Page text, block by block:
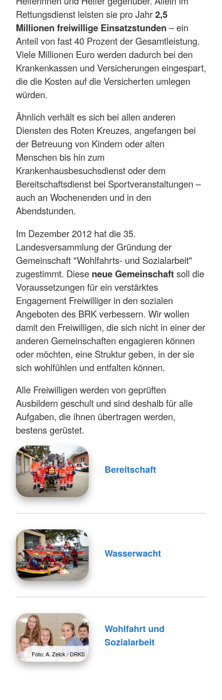
Rettungsdienst leisten sie pro Jahr2,5
Millionen freiwillige Einsatzstunden – ein
Anteil von fast 40 Prozent der Gesamtleistung.
Viele Millionen Euro werden dadurch bei den
Krankenkassen und Versicherungen eingespart,
die die Kosten auf die Versicherten umlegen
würden.
Ähnlich verhält es sich bei allen anderen
Diensten des Roten Kreuzes, angefangen bei
der Betreuung von Kindern oder alten
Menschen bis hin zum
Krankenhausbesuchsdienst oder dem
Bereitschaftsdienst bei Sportveranstaltungen –
auch an Wochenenden und in den
Abendstunden.
Im Dezember 2012 hat die 35.
Landesversammlung der Gründung der
Gemeinschaft "Wohlfahrts- und Sozialarbeit"
zugestimmt. Diese neue Gemeinschaftsoll die
Voraussetzungen für ein verstärktes
Engagement Freiwilliger in den sozialen
Angeboten des BRK verbessern. Wir wollen
damit den Freiwilligen, die sich nicht in einer der
anderen Gemeinschaften engagieren können
oder möchten, eine Struktur geben, in der sie
sich wohlfühlen und entfalten können.
Alle Freiwilligen werden von geprüften
Ausbildern geschult und sind deshalb für alle
Aufgaben, die ihnen übertragen werden,
bestens gerüstet.
Bereitschaft
Wasserwacht
Foto: A. Zelck / DRKS
Wohlfahrt und
Sozialarbeit